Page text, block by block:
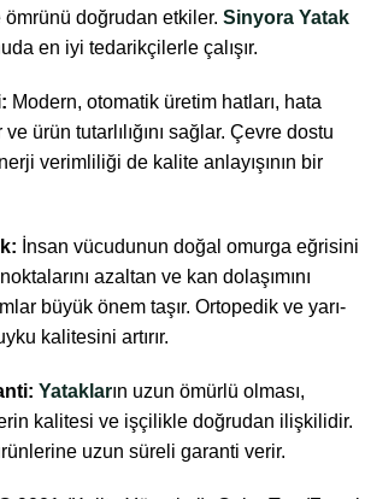
doğrudan etkiler. Sinyora Yatak
en iyi tedarikçilerle çalışır.
Modern, otomatik üretim hatları, hata
ürün tutarlılığını sağlar. Çevre dostu
verimliliği de kalite anlayışının bir
İnsan vücudunun doğal omurga eğrisini
azaltan ve kan dolaşımını
büyük önem taşır. Ortopedik ve yarı-
kalitesini artırır.
Yatakların uzun ömürlü olması,
kalitesi ve işçilikle doğrudan ilişkilidir.
uzun süreli garanti verir.